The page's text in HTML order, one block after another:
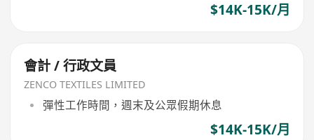
$14K-15K/月
會計 / 行政文員
ZENCO TEXTILES LIMITED
彈性工作時間，週末及公眾假期休息
$14K-15K/月